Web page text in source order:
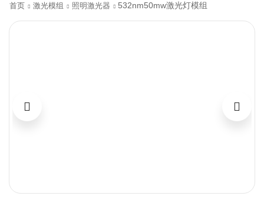
首页 激光模组 照明激光器 532nm50mw激光灯模组